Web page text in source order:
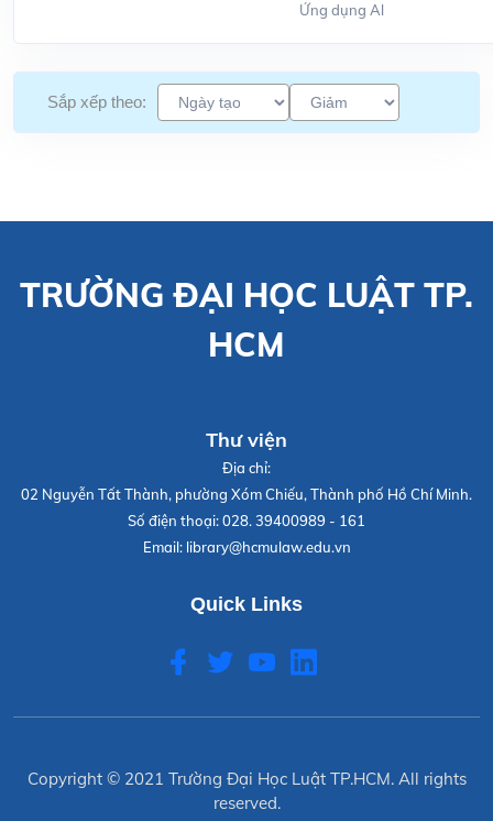
Ứng dụng Al
Sắp xếp theo:
TRƯỜNG ĐẠI HỌC LUẬT TP.
HCM
Thư viện
Địa chỉ:
02 Nguyễn Tất Thành, phường Xóm Chiếu, Thành phố Hồ Chí Minh.
Số điện thoại:028. 39400989 - 161
Email: library@hcmulaw.edu.vn
Quick Links
Copyright © 2021 Trường Đại Học Luật TP.HCM. All rights
reserved.